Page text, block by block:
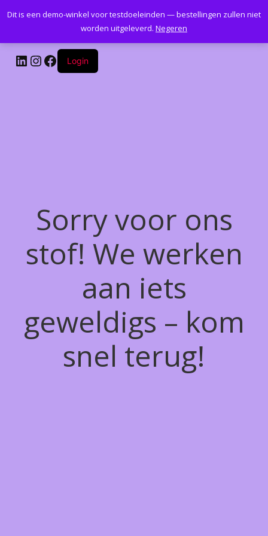
Kantoormeubelenplus.com
LinkedIn
Instagram
Facebook
Login
Sorry voor ons
stof! We werken
aan iets
geweldigs – kom
snel terug!
Dit is een demo-winkel voor testdoeleinden — bestellingen zullen niet
worden uitgeleverd. Negeren